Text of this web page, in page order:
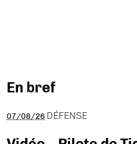
En bref
07/08/26 DÉFENSE